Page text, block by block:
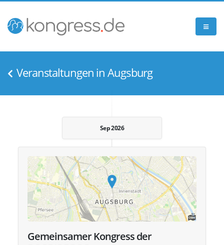
Veranstaltungen in Augsburg
Sep 2026
Gemeinsamer Kongress der